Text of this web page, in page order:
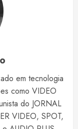
em tecnologia
como VIDEO
do JORNAL
VIDEO, SPOT,